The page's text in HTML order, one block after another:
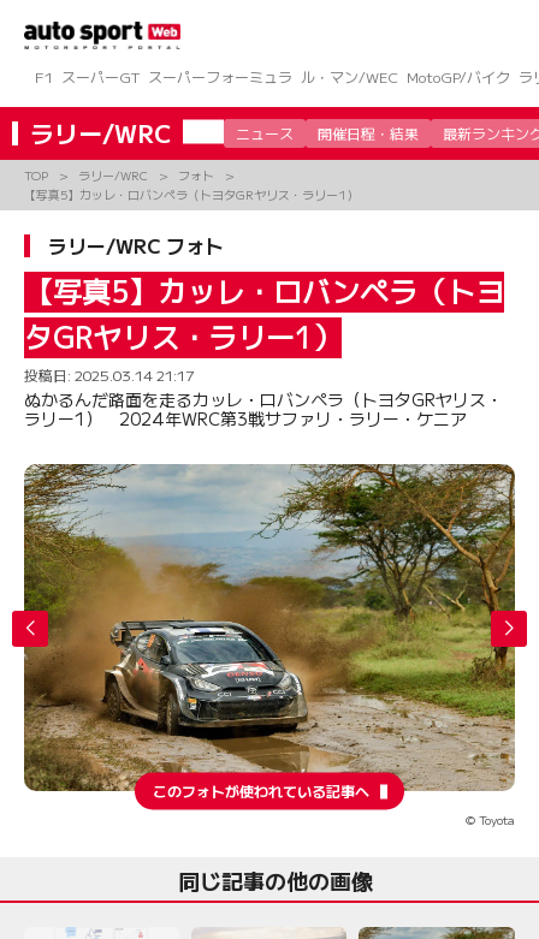
ツ
へ
ス
キ
プ
F1 スーパーGT スーパーフォーミュラ ル・マン/WEC MotoGP/バイク ラ
ラリー/WRC ニュース 開催日程・結果 最新ランキン
TOP ラリー/WRC
フォト
【写真5】カッレ・ロバンペラ（トヨタGRヤリス・ラリー1）
ラリー/WRC フォト
【写真5】カッレ・ロバンペラ（トヨ
タGRヤリス・ラリー1）
投稿日: 2025.03.14 21:17
ぬかるんだ路面を走るカッレ・ロバンペラ（トヨタGRヤリス・
ラリー1） 2024年WRC第3戦サファリ・ラリー・ケニア
このフォトが使われている記事へ
© Toyota
同じ記事の他の画像